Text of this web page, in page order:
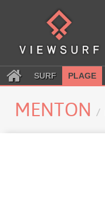
SURF PLAGE
MENTON